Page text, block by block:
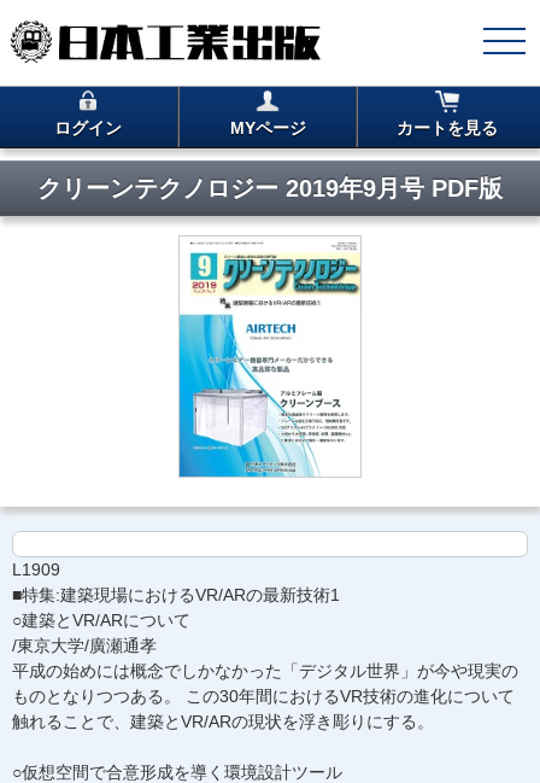
ログイン MYページ カートを見る
クリーンテクノロジー 2019年9月号 PDF版
L1909
■特集:建築現場におけるVR/ARの最新技術1
○建築とVR/ARについて
/東京大学/廣瀬通孝
平成の始めには概念でしかなかった「デジタル世界」が今や現実の
ものとなりつつある。 この30年間におけるVR技術の進化について
触れることで、建築とVR/ARの現状を浮き彫りにする。
○仮想空間で合意形成を導く環境設計ツール